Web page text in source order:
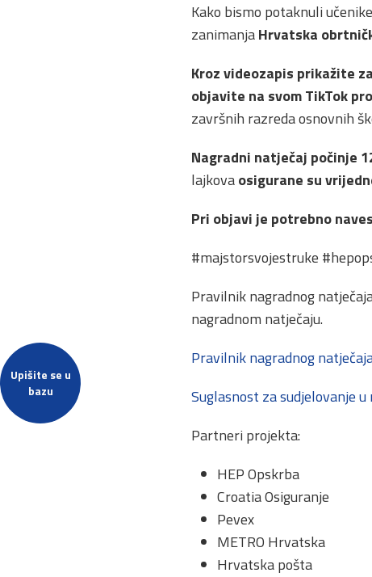
Upišite se u
bazu
Kako bismo potaknuli
zanimanjaHrvatska
Kroz videozapis prikažite
objavite na svom TikTok
završnih razreda osnovnih
Nagradni natječaj počinje
lajkovaosigurane su
Pri objavi je potrebno
#majstorsvojestruke
Pravilnik nagradnog
nagradnom natječaju.
Pravilnik nagradnog
Suglasnost za sudjelovanje u
Partneri projekta:
HEP Opskrba
Croatia Osiguranje
Pevex
METRO Hrvatska
Hrvatska pošta